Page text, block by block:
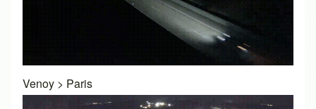
Venoy > Paris